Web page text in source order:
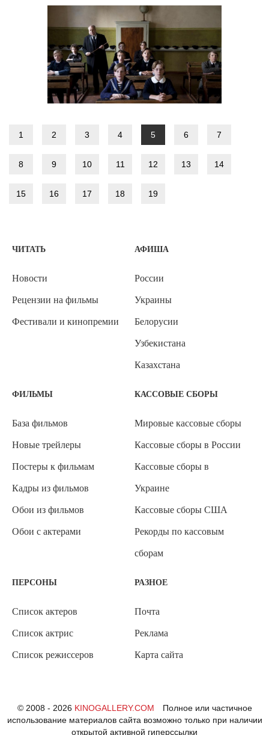
1 2 3 4 5 6 7
8 9 10 11 12 13 14
15 16 17 18 19
ЧИТАТЬ
Новости
Рецензии на фильмы
Фестивали и кинопремии
АФИША
России
Украины
Белорусии
Узбекистана
Казахстана
ФИЛЬМЫ
База фильмов
Новые трейлеры
Постеры к фильмам
Кадры из фильмов
Обои из фильмов
Обои с актерами
КАССОВЫЕ СБОРЫ
Мировые кассовые сборы
Кассовые сборы в России
Кассовые сборы в
Украине
Кассовые сборы США
Рекорды по кассовым
сборам
ПЕРСОНЫ
Список актеров
Список актрис
Список режиссеров
РАЗНОЕ
Почта
Реклама
Карта сайта
© 2008 - 2026 KINOGALLERY.COM
Полное или частичное
использование материалов сайта возможно только при наличии
открытой активной гиперссылки